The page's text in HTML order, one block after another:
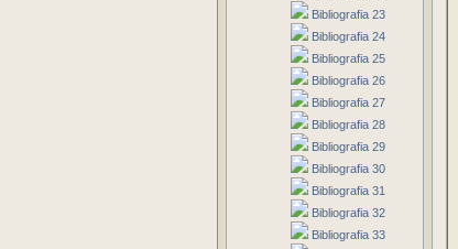
Bibliografia 23
Bibliografia 24
Bibliografia 25
Bibliografia 26
Bibliografia 27
Bibliografia 28
Bibliografia 29
Bibliografia 30
Bibliografia 31
Bibliografia 32
Bibliografia 33